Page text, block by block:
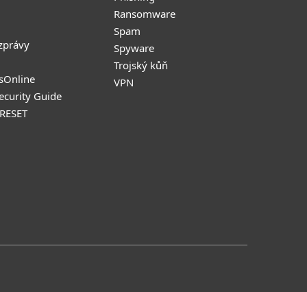
Guide
Ransomware
Spam
Spyware
Trojský kůň
VPN